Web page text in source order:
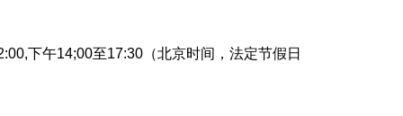
下午14;00至17:30（北京时间，法定节假日